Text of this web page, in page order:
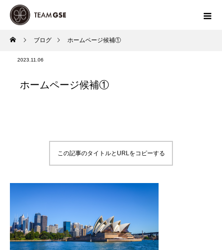
ブログ ホームページ候補①
2023.11.06
ホームページ候補①
この記事のタイトルとURLをコピーする